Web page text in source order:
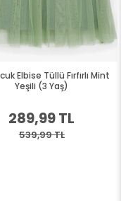
Elbise Tüllü Fırfırlı Mint
Yeşili (3 Yaş)
289,99 TL
539,99 TL